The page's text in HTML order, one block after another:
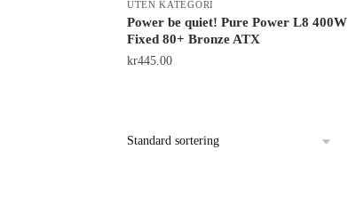
UTEN KATEGORI
Power be quiet! Pure Power L8 400W
Fixed 80+ Bronze ATX
kr445.00